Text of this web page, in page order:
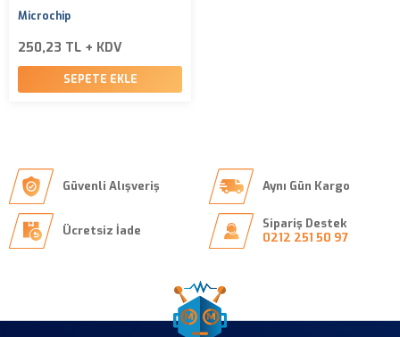
Microchip
250,23 TL + KDV
SEPETE EKLE
Güvenli Alışveriş Aynı Gün Kargo
Ücretsiz İade
Sipariş Destek
0212 251 50 97